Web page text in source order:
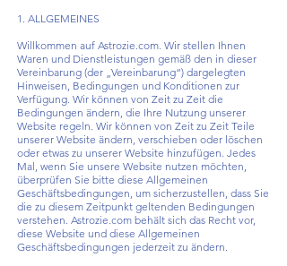
1. ALLGEMEINES
Willkommen auf Astrozie.com. Wir stellen Ihnen
Waren und Dienstleistungen gemäß den in dieser
Vereinbarung (der „Vereinbarung“) dargelegten
Hinweisen, Bedingungen und Konditionen zur
Verfügung. Wir können von Zeit zu Zeit die
Bedingungen ändern, die Ihre Nutzung unserer
Website regeln. Wir können von Zeit zu Zeit Teile
unserer Website ändern, verschieben oder löschen
oder etwas zu unserer Website hinzufügen. Jedes
Mal, wenn Sie unsere Website nutzen möchten,
überprüfen Sie bitte diese Allgemeinen
Geschäftsbedingungen, um sicherzustellen, dass Sie
die zu diesem Zeitpunkt geltenden Bedingungen
verstehen. Astrozie.com behält sich das Recht vor,
diese Website und diese Allgemeinen
Geschäftsbedingungen jederzeit zu ändern.